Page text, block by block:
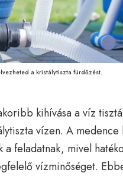
a kristálytiszta fürdőzést.
kihívása a víz
vízen. A
feladatnak, mivel
vízminőséget.